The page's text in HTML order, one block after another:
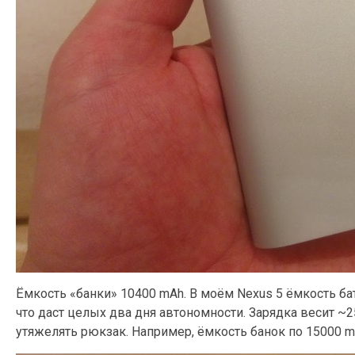
Ёмкость «банки» 10400 mAh. В моём Nexus 5 ёмкость
что даст целых два дня автономности. Зарядка весит
утяжелять рюкзак. Например, ёмкость банок по 15000